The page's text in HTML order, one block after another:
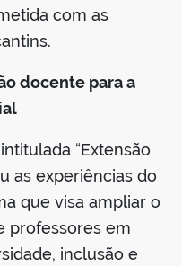
com as
docente para a
“Extensão
as experiências do
que visa ampliar o
professores em
inclusão e